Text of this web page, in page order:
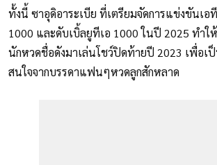
ทั้งนี้ ซาอุดิอาระเบีย ที่เตรียมจัดการแข่งขันเอ
1000 และดับเบิ้ลยูทีเอ 1000 ในปี 2025 ทำใ
นักหวดชื่อดังมาเล่นโชว์ปิดท้ายปี 2023 เพื่อเป็
สนใจจากบรรดาแฟนๆหวดลูกสักหลาด